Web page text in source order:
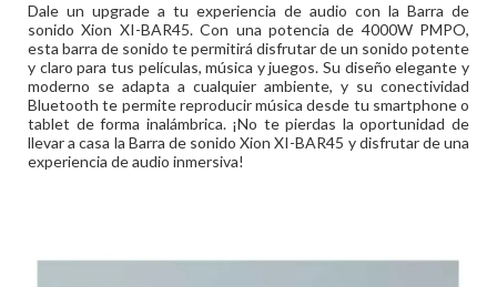
Dale un upgrade a tu experiencia de audio con la Barra de
sonido Xion XI-BAR45. Con una potencia de 4000W PMPO,
esta barra de sonido te permitirá disfrutar de un sonido potente
y claro para tus películas, música y juegos. Su diseño elegante y
moderno se adapta a cualquier ambiente, y su conectividad
Bluetooth te permite reproducir música desde tu smartphone o
tablet de forma inalámbrica. ¡No te pierdas la oportunidad de
llevar a casa la Barra de sonido Xion XI-BAR45 y disfrutar de una
experiencia de audio inmersiva!